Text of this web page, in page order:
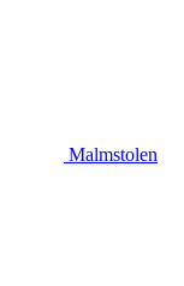
Malmstolen